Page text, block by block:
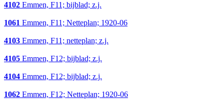
4102 Emmen, F11; bijblad; z.j.
1061 Emmen, F11; Netteplan; 1920-06
4103 Emmen, F11; netteplan; z.j.
4105 Emmen, F12; bijblad; z.j.
4104 Emmen, F12; bijblad; z.j.
1062 Emmen, F12; Netteplan; 1920-06